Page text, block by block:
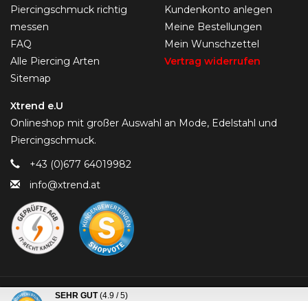
Piercingschmuck richtig
messen
FAQ
Alle Piercing Arten
Sitemap
Kundenkonto anlegen
Meine Bestellungen
Mein Wunschzettel
Vertrag widerrufen
Xtrend e.U
Onlineshop mit großer Auswahl an Mode, Edelstahl und
Piercingschmuck.
+43 (0)677 64019982
info@xtrend.at
© Copyright 2026 Piercing-Trend.com -
SEHR GUT (4.9 / 5)